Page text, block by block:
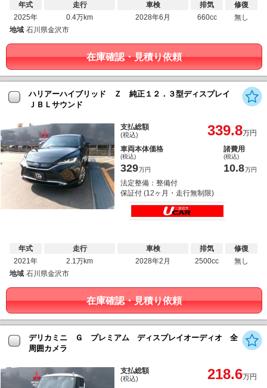
年式
2025年
走行
0.4万km
車検
2028年6月
排気
660cc
修復
無し
地域 石川県金沢市
在庫確認・見積り依頼
ハリアーハイブリッド Ｚ 純正１２．３型ディスプレイ
ＪＢＬサウンド
支払総額
(税込) 339.8万円
車両本体価格
(税込)
329万円
諸費用
(税込)
10.8万円
法定整備：整備付
保証付 (12ヶ月・走行無制限)
年式
2021年
走行
2.1万km
車検
2028年2月
排気
2500cc
修復
無し
地域 石川県金沢市
在庫確認・見積り依頼
デリカミニ Ｇ プレミアム ディスプレイオーディオ 全
周囲カメラ
支払総額
(税込) 218.6万円